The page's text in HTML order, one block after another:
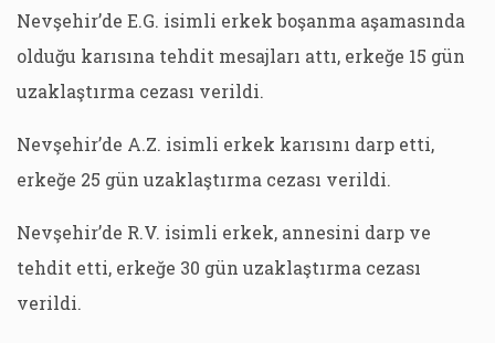
Nevşehir’de E.G. isimli erkek boşanma aşamasında
olduğu karısına tehdit mesajları attı, erkeğe 15 gün
uzaklaştırma cezası verildi.
Nevşehir’de A.Z. isimli erkek karısını darp etti,
erkeğe 25 gün uzaklaştırma cezası verildi.
Nevşehir’de R.V. isimli erkek, annesini darp ve
tehdit etti, erkeğe 30 gün uzaklaştırma cezası
verildi.